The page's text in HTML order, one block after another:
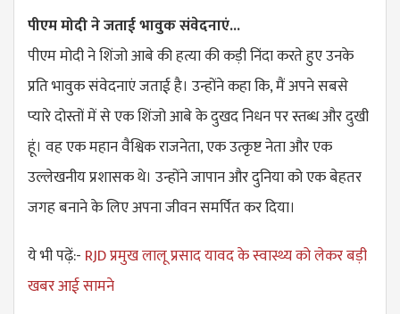
पीएम मोदी ने जताई भावुक संवेदनाएं...
पीएम मोदी ने शिंजो आबे की हत्या की कड़ी निंदा करते हुए उनके
प्रति भावुक संवेदनाएं जताई है। उन्होंने कहा कि, मैं अपने सबसे
प्यारे दोस्तों में से एक शिंजो आबे के दुखद निधन पर स्तब्ध और दुखी
हूं। वह एक महान वैश्विक राजनेता, एक उत्कृष्ट नेता और एक
उल्लेखनीय प्रशासक थे। उन्होंने जापान और दुनिया को एक बेहतर
जगह बनाने के लिए अपना जीवन समर्पित कर दिया।
ये भी पढ़ें:- RJD प्रमुख लालू प्रसाद यावद के स्वास्थ्य को लेकर बड़ी
खबर आई सामने